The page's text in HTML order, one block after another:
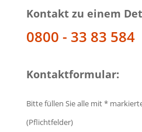
Kontakt zu einem
0800 - 33 83 584
Kontaktformular:
Bitte füllen Sie alle mit *
(Pflichtfelder)